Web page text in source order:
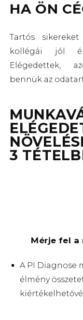
HA ÖN
Tartós
kollégái jól
Elégedettek,
bennük az
3
Mérje fel a
A PI Diagnose
élmény